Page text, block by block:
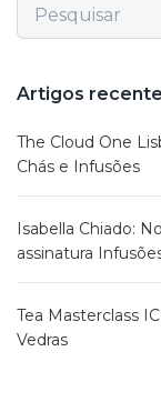
Artigos
The Cloud One
Chás e Infusões
Isabella Chiado:
assinatura
Tea Masterclass
Vedras